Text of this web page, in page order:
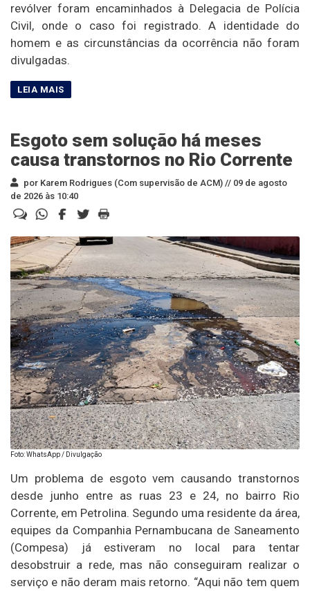
revólver foram encaminhados à Delegacia de Polícia
Civil, onde o caso foi registrado. A identidade do
homem e as circunstâncias da ocorrência não foram
divulgadas.
Esgoto sem solução há meses
causa transtornos no Rio Corrente
por Karem Rodrigues (Com supervisão de ACM) // 09 de agosto
de 2026 às 10:40
Foto: WhatsApp / Divulgação
Um problema de esgoto vem causando transtornos
desde junho entre as ruas 23 e 24, no bairro Rio
Corrente, em Petrolina. Segundo uma residente da área,
equipes da Companhia Pernambucana de Saneamento
(Compesa) já estiveram no local para tentar
desobstruir a rede, mas não conseguiram realizar o
serviço e não deram mais retorno. “Aqui não tem quem